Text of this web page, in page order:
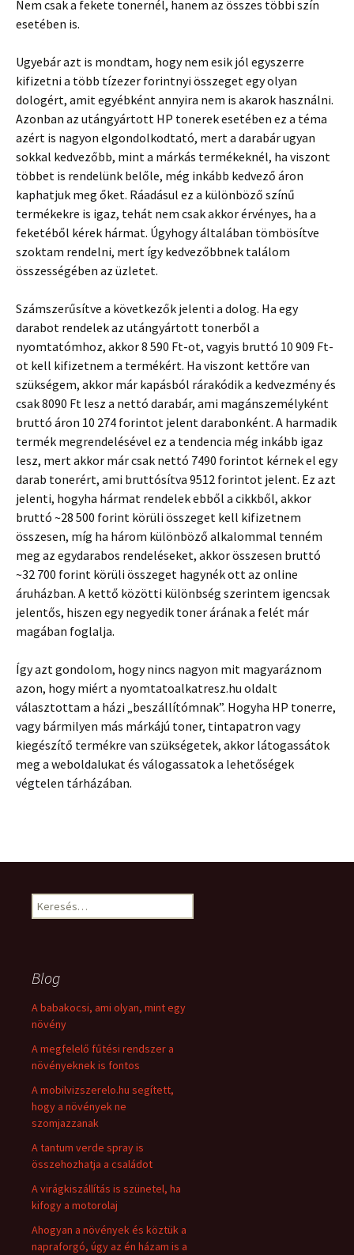
Nem csak a fekete tonernél, hanem az összes többi szín
esetében is.
Ugyebár azt is mondtam, hogy nem esik jól egyszerre
kifizetni a több tízezer forintnyi összeget egy olyan
dologért, amit egyébként annyira nem is akarok használni.
Azonban az utángyártott HP tonerek esetében ez a téma
azért is nagyon elgondolkodtató, mert a darabár ugyan
sokkal kedvezőbb, mint a márkás termékeknél, ha viszont
többet is rendelünk belőle, még inkább kedvező áron
kaphatjuk meg őket. Ráadásul ez a különböző színű
termékekre is igaz, tehát nem csak akkor érvényes, ha a
feketéből kérek hármat. Úgyhogy általában tömbösítve
szoktam rendelni, mert így kedvezőbbnek találom
összességében az üzletet.
Számszerűsítve a következők jelenti a dolog. Ha egy
darabot rendelek az utángyártott tonerből a
nyomtatómhoz, akkor 8 590 Ft-ot, vagyis bruttó 10 909 Ft-
ot kell kifizetnem a termékért. Ha viszont kettőre van
szükségem, akkor már kapásból rárakódik a kedvezmény és
csak 8090 Ft lesz a nettó darabár, ami magánszemélyként
bruttó áron 10 274 forintot jelent darabonként. A harmadik
termék megrendelésével ez a tendencia még inkább igaz
lesz, mert akkor már csak nettó 7490 forintot kérnek el egy
darab tonerért, ami bruttósítva 9512 forintot jelent. Ez azt
jelenti, hogyha hármat rendelek ebből a cikkből, akkor
bruttó ~28 500 forint körüli összeget kell kifizetnem
összesen, míg ha három különböző alkalommal tenném
meg az egydarabos rendeléseket, akkor összesen bruttó
~32 700 forint körüli összeget hagynék ott az online
áruházban. A kettő közötti különbség szerintem igencsak
jelentős, hiszen egy negyedik toner árának a felét már
magában foglalja.
Így azt gondolom, hogy nincs nagyon mit magyaráznom
azon, hogy miért a nyomtatoalkatresz.hu oldalt
választottam a házi „beszállítómnak”. Hogyha HP tonerre,
vagy bármilyen más márkájú toner, tintapatron vagy
kiegészítő termékre van szükségetek, akkor látogassátok
meg a weboldalukat és válogassatok a lehetőségek
végtelen tárházában.
Keresés:
Blog
A babakocsi, ami olyan, mint egy
növény
A megfelelő fűtési rendszer a
növényeknek is fontos
A mobilvizszerelo.hu segített,
hogy a növények ne
szomjazzanak
A tantum verde spray is
összehozhatja a családot
A virágkiszállítás is szünetel, ha
kifogy a motorolaj
Ahogyan a növények és köztük a
napraforgó, úgy az én házam is a